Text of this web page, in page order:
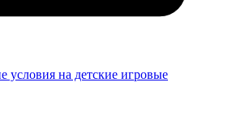
условия на детские игровые